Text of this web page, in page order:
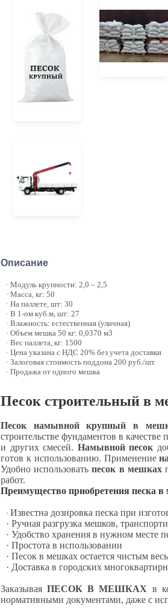
Описание
· Модуль крупности: 2,0 – 2,5
· Масса, кг: 50
· На паллете, шт: 30
· В 1-ом куб.м, шт: 27
· Влажность: естественная (уличная)
· Объем мешка 50 кг: 0,0370 м3
· Вес паллета, кг: 1500
· Цена указана с НДС 20% без учета доставки
· Залоговая стоимость поддона 200 руб./шт.
· Продажа от одного мешка
Песок строительный в
Песок намывной крупный в
строительстве фундаментов в
и других смесей. Намывной песок
готов к использованию. Применение
Удобно использоватьпесок в мешках
работ.
Преимущество приобретения песка в
· Известна дозировка песка при
· Ручная разгрузка мешков,
· Удобство хранения в нужном месте
· Простота в использовании
· Песок в мешках остается чистым
· Доставка в городских
ЗаказываяПЕСОК В МЕШКАХ в
нормативными документами, даже с